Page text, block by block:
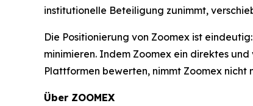
institutionelle Beteiligung zunimmt,
Die Positionierung von Zoomex ist
minimieren. Indem Zoomex ein direktes
Plattformen bewerten, nimmt Zoomex
Über ZOOMEX